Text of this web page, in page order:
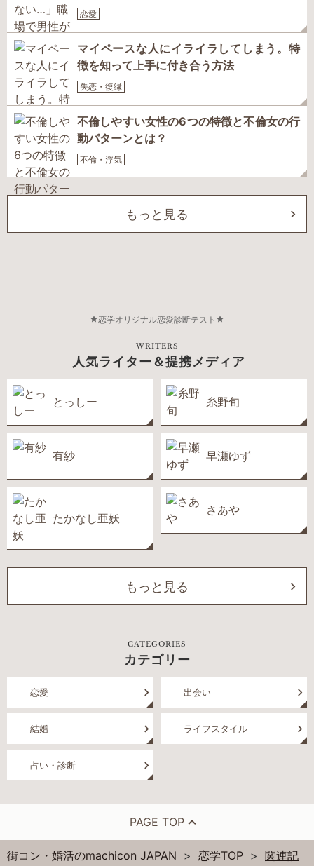
恋愛
マイペースな人にイライラしてしまう。特
徴を知って上手に付き合う方法
失恋・復縁
不倫しやすい女性の6つの特徴と不倫女の行
動パターンとは？
不倫・浮気
もっと見る
恋学オリジナル恋愛診断テスト
WRITERS
人気ライター＆提携メディア
とっしー 糸野旬
有紗 早瀬ゆず
たかなし亜妖
さあや
もっと見る
CATEGORIES
カテゴリー
恋愛 出会い
結婚 ライフスタイル
占い・診断
PAGE TOP
街コン・婚活のmachicon JAPAN 恋学TOP
関連記